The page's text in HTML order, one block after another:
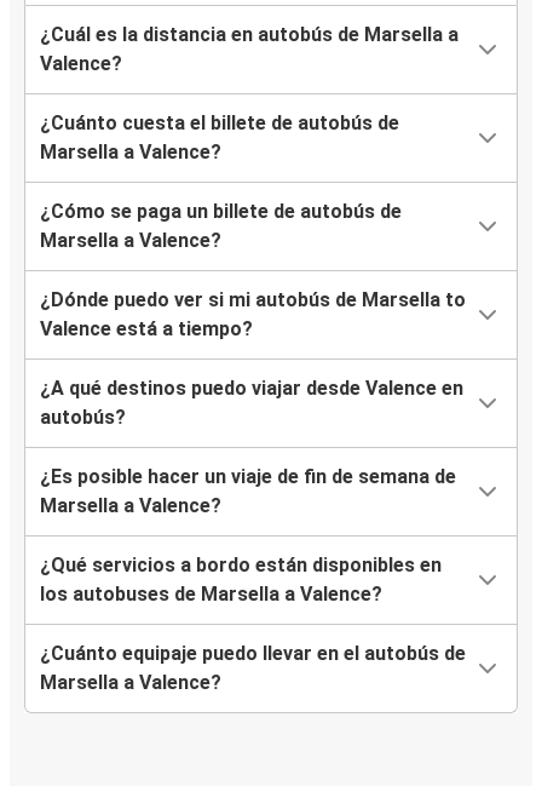
¿Cuál es la distancia en autobús de Marsella a
Valence?
¿Cuánto cuesta el billete de autobús de
Marsella a Valence?
¿Cómo se paga un billete de autobús de
Marsella a Valence?
¿Dónde puedo ver si mi autobús de Marsella to
Valence está a tiempo?
¿A qué destinos puedo viajar desde Valence en
autobús?
¿Es posible hacer un viaje de fin de semana de
Marsella a Valence?
¿Qué servicios a bordo están disponibles en
los autobuses de Marsella a Valence?
¿Cuánto equipaje puedo llevar en el autobús de
Marsella a Valence?